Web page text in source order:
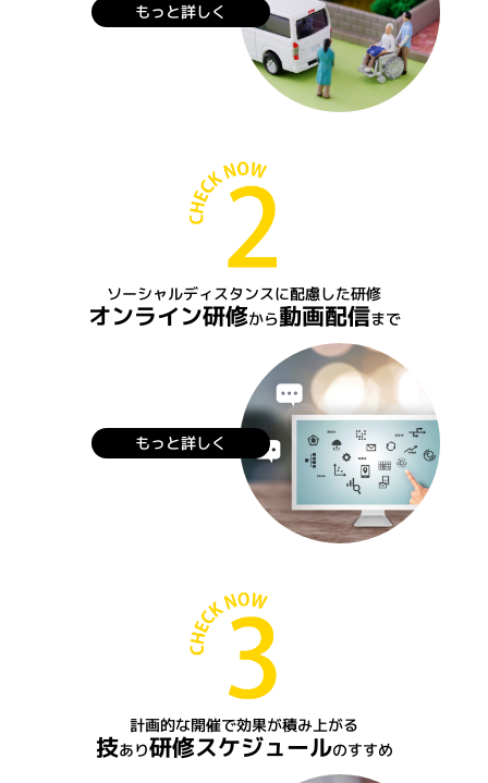
もっと詳しく
ソーシャルディスタンスに配慮した研修
オンライン研修から動画配信まで
もっと詳しく
計画的な開催で効果が積み上がる
技あり研修スケジュールのすすめ